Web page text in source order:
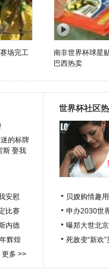
场完工
南非世界杯球星
巴西热卖
的标牌
斯 娶我
安慰
比赛
内德
辉煌
更多 >>
世界杯社区
贝嫂购情趣
申办2030世
曝郑大世北
死敌变“新欢